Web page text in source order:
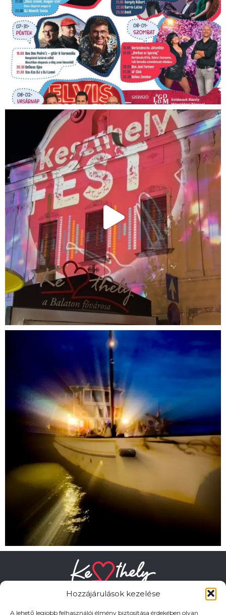
Hozzájárulások kezelése
A lehető legjobb felhasználói élmény biztosítása érdekében olyan